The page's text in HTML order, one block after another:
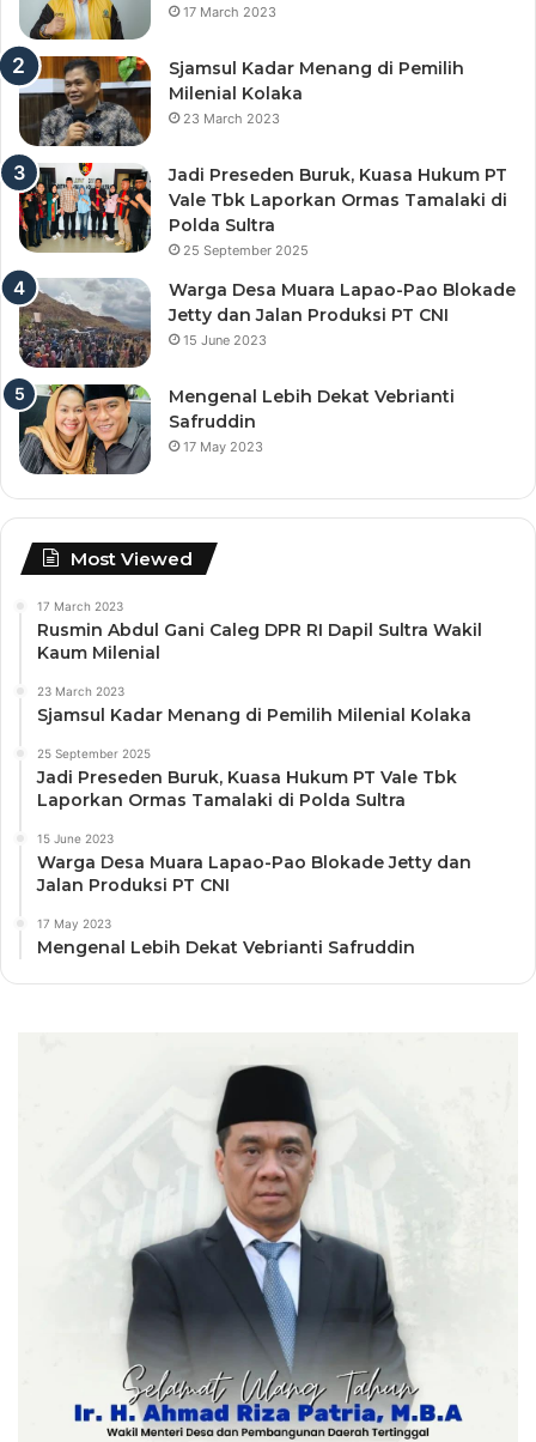
17 March 2023
Sjamsul Kadar Menang di Pemilih
Milenial Kolaka
23 March 2023
Jadi Preseden Buruk, Kuasa Hukum PT
Vale Tbk Laporkan Ormas Tamalaki di
Polda Sultra
25 September 2025
Warga Desa Muara Lapao-Pao Blokade
Jetty dan Jalan Produksi PT CNI
15 June 2023
Mengenal Lebih Dekat Vebrianti
Safruddin
17 May 2023
Most Viewed
17 March 2023
Rusmin Abdul Gani Caleg DPR RI Dapil Sultra Wakil
Kaum Milenial
23 March 2023
Sjamsul Kadar Menang di Pemilih Milenial Kolaka
25 September 2025
Jadi Preseden Buruk, Kuasa Hukum PT Vale Tbk
Laporkan Ormas Tamalaki di Polda Sultra
15 June 2023
Warga Desa Muara Lapao-Pao Blokade Jetty dan
Jalan Produksi PT CNI
17 May 2023
Mengenal Lebih Dekat Vebrianti Safruddin